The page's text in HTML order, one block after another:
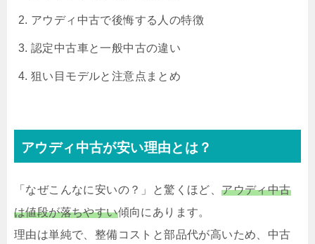
アウディ中古で後悔する人の特徴
認定中古車と一般中古の違い
狙い目モデルと注意点まとめ
アウディ中古が安い理由とは？
「なぜこんなに安いの？」と驚くほど、アウディ中古
は値段が落ちやすい傾向にあります。
理由は単純で、整備コストと部品代が高いため、中古